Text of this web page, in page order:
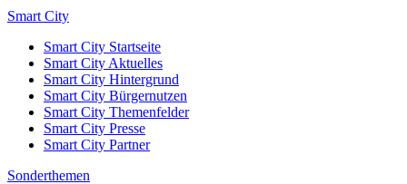
Smart City
Smart City Startseite
Smart City Aktuelles
Smart City Hintergrund
Smart City Bürgernutzen
Smart City Themenfelder
Smart City Presse
Smart City Partner
Sonderthemen